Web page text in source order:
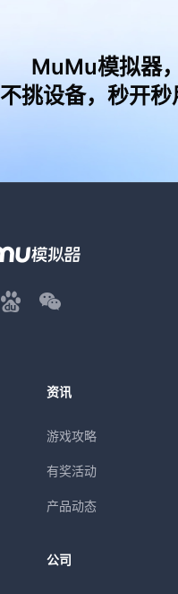
MuMu模拟器，
不挑设备，秒开秒
资讯
游戏攻略
有奖活动
产品动态
公司